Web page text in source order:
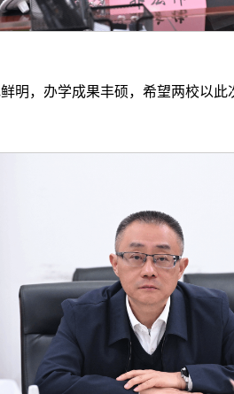
明，办学成果丰硕，希望两校以